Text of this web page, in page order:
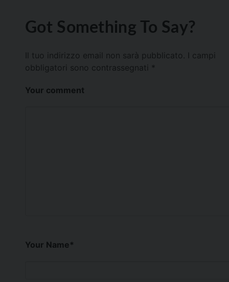
Got Something To Say?
Il tuo indirizzo email non sarà pubblicato.
I campi
obbligatori sono contrassegnati *
Your comment
Your Name*